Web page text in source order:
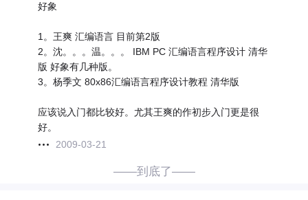
好象
1。王爽 汇编语言 目前第2版
2。沈。。。温。。。 IBM PC 汇编语言程序设计 清华
版 好象有几种版。
3。杨季文 80x86汇编语言程序设计教程 清华版
应该说入门都比较好。尤其王爽的作初步入门更是很
好。
2009-03-21
——到底了——